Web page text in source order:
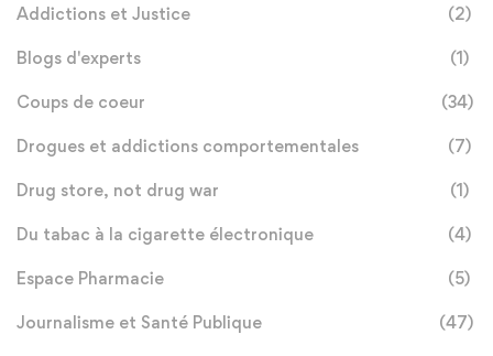
Addictions et Justice (2)
Blogs d'experts (1)
Coups de coeur (34)
Drogues et addictions comportementales (7)
Drug store, not drug war (1)
Du tabac à la cigarette électronique (4)
Espace Pharmacie (5)
Journalisme et Santé Publique (47)